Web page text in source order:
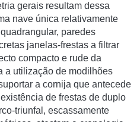
gerais resultam dessa
nave única relativamente
paredes
janelas-frestas a filtrar
compacto e rude da
a utilização de modilhões
a cornija que antecede
de frestas de duplo
triunfal, escassamente